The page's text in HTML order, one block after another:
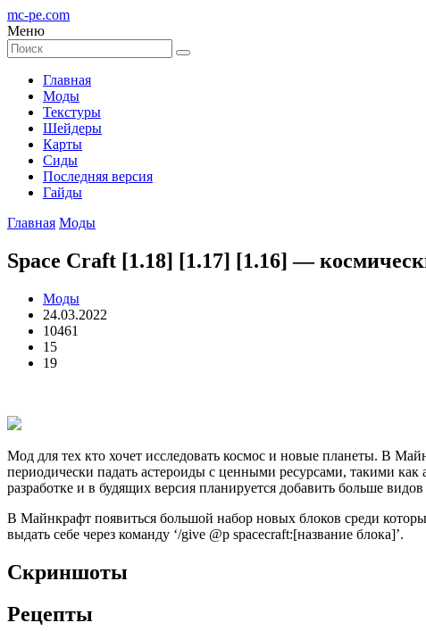
mc-pe.com
Меню
Главная
Моды
Текстуры
Шейдеры
Карты
Сиды
Последняя версия
Гайды
Главная Моды
Space Craft [1.18] [1.17] [1.16] —
Моды
24.03.2022
10461
15
19
Мод для тех кто хочет исследовать космос и новые планеты. В
периодически падать астероиды с ценными ресурсами, такими
разработке и в будящих версия планируется добавить больше
В Майнкрафт появиться большой набор новых блоков среди
выдать себе через команду ‘/give @p spacecraft:[название блока]’.
Скриншоты
Рецепты